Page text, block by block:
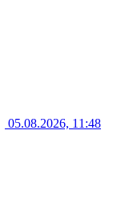
05.08.2026, 11:48